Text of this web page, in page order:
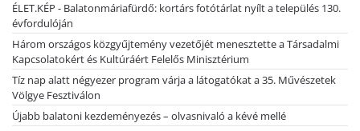
ÉLET.KÉP - Balatonmáriafürdő: kortárs fotótárlat nyílt a település 130.
évfordulóján
Három országos közgyűjtemény vezetőjét menesztette a Társadalmi
Kapcsolatokért és Kultúráért Felelős Minisztérium
Tíz nap alatt négyezer program várja a látogatókat a 35. Művészetek
Völgye Fesztiválon
Újabb balatoni kezdeményezés – olvasnivaló a kévé mellé